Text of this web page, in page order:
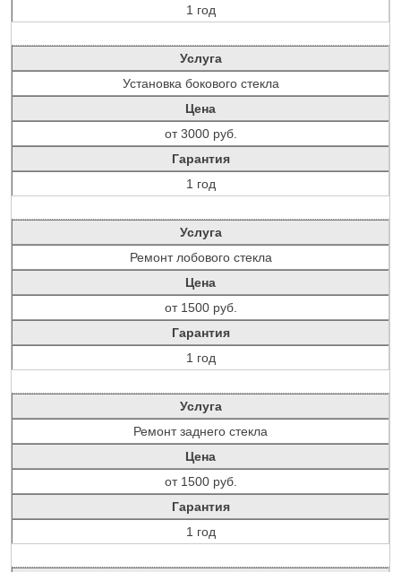
1 год
Услуга
Установка бокового стекла
Цена
от 3000 руб.
Гарантия
1 год
Услуга
Ремонт лобового стекла
Цена
от 1500 руб.
Гарантия
1 год
Услуга
Ремонт заднего стекла
Цена
от 1500 руб.
Гарантия
1 год